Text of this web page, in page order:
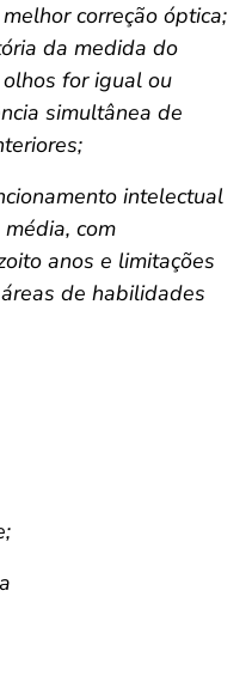
correção óptica;
da medida do
for igual ou
simultânea de
anteriores;
intelectual
com
anos e limitações
de habilidades